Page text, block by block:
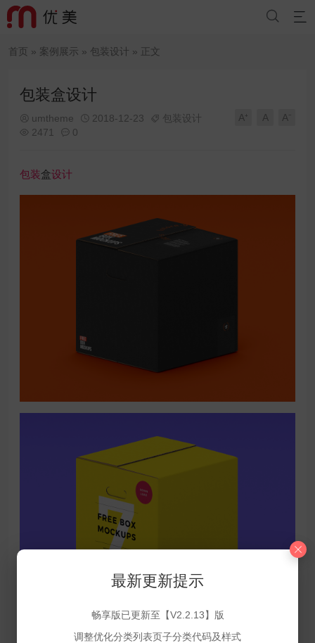


首页 » 案例展示 » 包装设计 » 正文
包装盒设计
 umtheme  2018-12-23  包装设计
 2471  0
A⁺ A A⁻
包装盒设计
最新更新提示
畅享版已更新至【V2.2.13】版
调整优化分类列表页子分类代码及样式